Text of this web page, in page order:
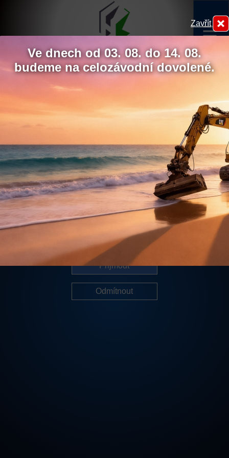
Hydrokov
Dokončení opravy hráze rybníka
V rámci rekonstrukce tohoto rybníka proběhlo částečné
odbahnění, výstavba dvou bezpečnostních přelivů, hrčlavé
roury, přeložka vodovodu (násosky) a výměna původního
dřevěného potrubí výpustného objektu. Hlavním důvodem
rekonstrukce byla však netěsnost hráze dlouhé necelých
půl kilometru. V celé délce bylo proto zřízeno těsnící jádro,
hráz opětovně vytvarována a zpevněna kamenným
záhozem.
Zavřít
Ve dnech od 03. 08. do 14. 08.
budeme na celozávodní dovolené.
Chcete udělit souhlas s
využíváním sledovacích
Další informace
Přijmout
Odmítnout